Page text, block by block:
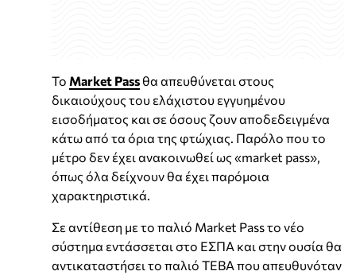
Το Market Passθα απευθύνεται στους
δικαιούχους του ελάχιστου εγγυημένου
εισοδήματος και σε όσους ζουν αποδεδειγμένα
κάτω από τα όρια της φτώχιας. Παρόλο που το
μέτρο δεν έχει ανακοινωθεί ως «market pass»,
όπως όλα δείχνουν θα έχει παρόμοια
χαρακτηριστικά.
Σε αντίθεση με το παλιό Market Pass το νέο
σύστημα εντάσσεται στο ΕΣΠΑ και στην ουσία θα
αντικαταστήσει το παλιό ΤΕΒΑ που απευθυνόταν